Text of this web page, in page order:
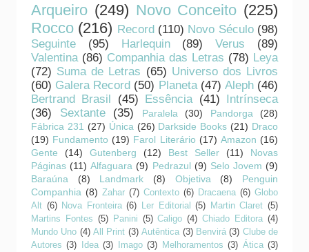
Arqueiro (249) Novo Conceito (225)
Rocco (216) Record (110) Novo Século (98)
Seguinte
(95) Harlequin (89) Verus
(89)
Valentina (86) Companhia das Letras (78) Leya
(72) Suma de Letras (65) Universo dos Livros
(60) Galera Record (50) Planeta (47) Aleph (46)
Bertrand Brasil
(45) Essência (41) Intrínseca
(36)
Sextante (35) Paralela (30) Pandorga
(28)
Fábrica 231 (27) Única (26) Darkside Books (21) Draco
(19) Fundamento (19) Farol Literário (17) Amazon (16)
Gente
(14) Gutenberg (12) Best Seller (11)
Novas
Páginas (11) Alfaguara (9) Pedrazul (9) Selo Jovem (9)
Baraúna
(8) Landmark (8) Objetiva (8)
Penguin
Companhia (8) Zahar (7) Contexto (6) Dracaena (6) Globo
Alt (6) Nova Fronteira (6) Ler Editorial (5) Martin Claret (5)
Martins Fontes (5) Panini (5) Caligo (4) Chiado Editora (4)
Mundo Uno (4) All Print (3) Autêntica (3) Benvirá (3) Clube de
Autores (3) Idea (3) Imago (3) Melhoramentos (3) Ática (3)